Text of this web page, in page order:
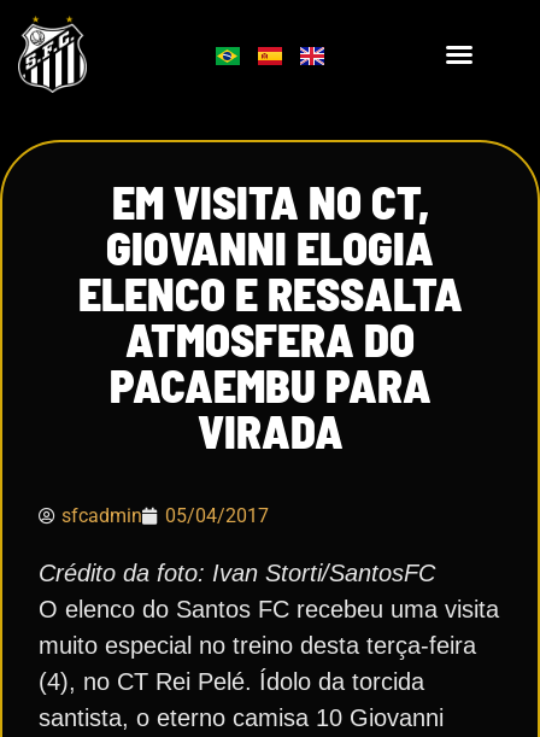
EM VISITA NO CT,
GIOVANNI ELOGIA
ELENCO E RESSALTA
ATMOSFERA DO
PACAEMBU PARA
VIRADA
sfcadmin 05/04/2017
Crédito da foto: Ivan Storti/SantosFC
O elenco do Santos FC recebeu uma visita
muito especial no treino desta terça-feira
(4), no CT Rei Pelé. Ídolo da torcida
santista, o eterno camisa 10 Giovanni